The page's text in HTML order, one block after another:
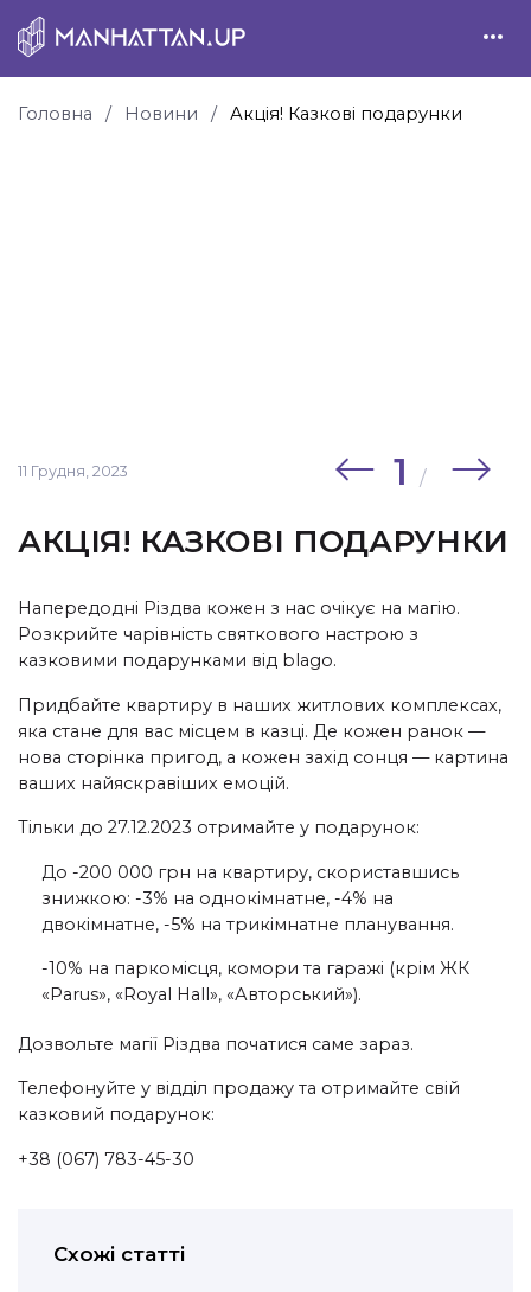
Головна Новини Акція! Казкові подарунки
11 Грудня, 2023 1 /
АКЦІЯ! КАЗКОВІ ПОДАРУНКИ
Напередодні Різдва кожен з нас очікує на магію.
Розкрийте чарівність святкового настрою з
казковими подарунками від blago.
Придбайте квартиру в наших житлових комплексах,
яка стане для вас місцем в казці. Де кожен ранок —
нова сторінка пригод, а кожен захід сонця — картина
ваших найяскравіших емоцій.
Тільки до 27.12.2023 отримайте у подарунок:
До -200 000 грн на квартиру, скориставшись
знижкою: -3% на однокімнатне, -4% на
двокімнатне, -5% на трикімнатне планування.
-10% на паркомісця, комори та гаражі (крім ЖК
«Parus», «Royal Hall», «Авторський»).
Дозвольте магії Різдва початися саме зараз.
Телефонуйте у відділ продажу та отримайте свій
казковий подарунок:
+38 (067) 783-45-30
Схожі статті